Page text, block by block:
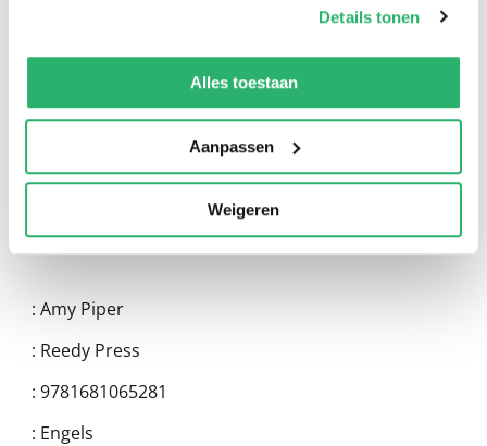
We werken samen met13 derdendie uw gegevens
kunnen ontvangen en verwerken.
Details tonen
Alles toestaan
Aanpassen
Weigeren
: Amy Piper
: Reedy Press
: 9781681065281
: Engels